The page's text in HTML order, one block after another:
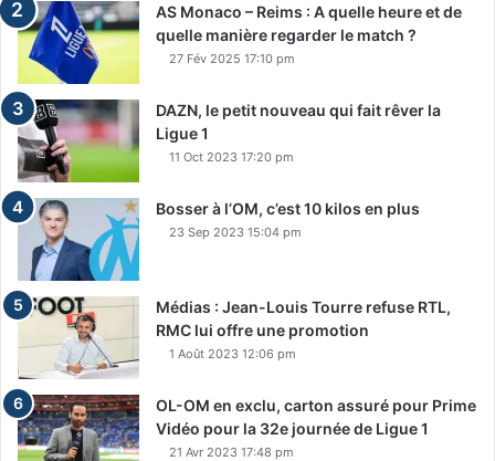
AS Monaco – Reims : A quelle heure et de
quelle manière regarder le match ?
27 Fév 2025 17:10 pm
DAZN, le petit nouveau qui fait rêver la
Ligue 1
11 Oct 2023 17:20 pm
Bosser à l’OM, c’est 10 kilos en plus
23 Sep 2023 15:04 pm
Médias : Jean-Louis Tourre refuse RTL,
RMC lui offre une promotion
1 Août 2023 12:06 pm
OL-OM en exclu, carton assuré pour Prime
Vidéo pour la 32e journée de Ligue 1
21 Avr 2023 17:48 pm